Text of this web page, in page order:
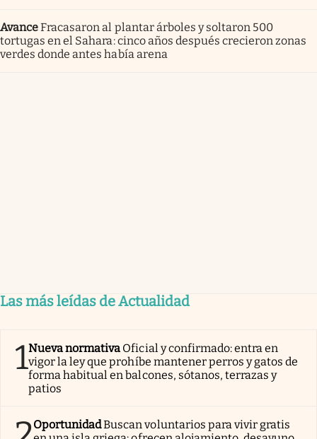
AvanceFracasaron al plantar árboles y soltaron 500
tortugas en el Sahara: cinco años después crecieron zonas
verdes donde antes había arena
Las más leídas de Actualidad
1Nueva normativa Oficial y confirmado: entra en
vigor la ley que prohíbe mantener perros y gatos de
forma habitual en balcones, sótanos, terrazas y
patios
OportunidadBuscan voluntarios para vivir gratis